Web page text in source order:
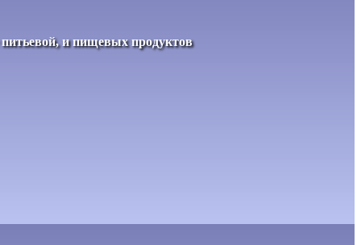
питьевой, и пищевых продуктов